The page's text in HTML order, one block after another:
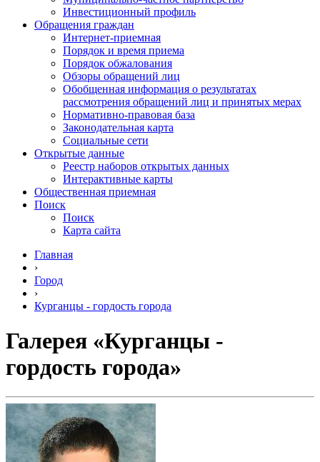
Инвестиционный профиль
Обращения граждан
Интернет-приемная
Порядок и время приема
Порядок обжалования
Обзоры обращений лиц
Обобщенная информация о результатах
рассмотрения обращений лиц и принятых мерах
Нормативно-правовая база
Законодательная карта
Социальные сети
Открытые данные
Реестр наборов открытых данных
Интерактивные карты
Общественная приемная
Поиск
Поиск
Карта сайта
Главная
›
Город
›
Курганцы - гордость города
Галерея «Курганцы -
гордость города»